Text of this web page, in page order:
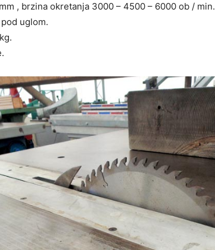
, brzina okretanja 3000 – 4500 – 6000 ob / min.
uglom.